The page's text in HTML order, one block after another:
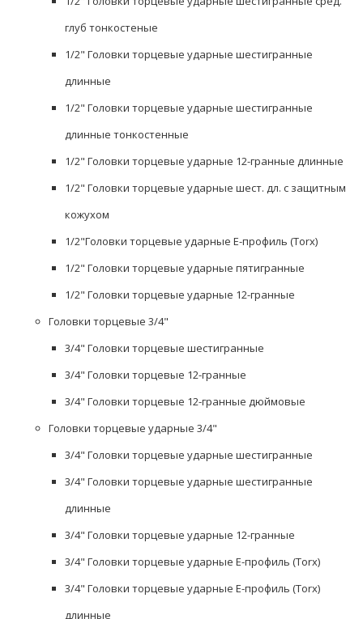
глуб тонкостеные
1/2" Головки торцевые ударные шестигранные
длинные
1/2" Головки торцевые ударные шестигранные
длинные тонкостенные
1/2" Головки торцевые ударные 12-гранные длинные
1/2" Головки торцевые ударные шест. дл. с защитным
кожухом
1/2"Головки торцевые ударные Е-профиль (Torx)
1/2" Головки торцевые ударные пятигранные
1/2" Головки торцевые ударные 12-гранные
Головки торцевые 3/4"
3/4" Головки торцевые шестигранные
3/4" Головки торцевые 12-гранные
3/4" Головки торцевые 12-гранные дюймовые
Головки торцевые ударные 3/4"
3/4" Головки торцевые ударные шестигранные
3/4" Головки торцевые ударные шестигранные
длинные
3/4" Головки торцевые ударные 12-гранные
3/4" Головки торцевые ударные Е-профиль (Torx)
3/4" Головки торцевые ударные Е-профиль (Torx)
длинные